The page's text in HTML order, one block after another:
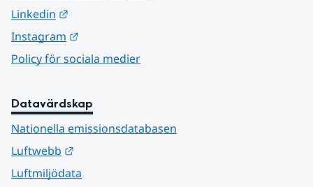
Linkedin
Instagram
Policy för sociala medier
Datavärdskap
Nationella emissionsdatabasen
Luftwebb
Luftmiljödata